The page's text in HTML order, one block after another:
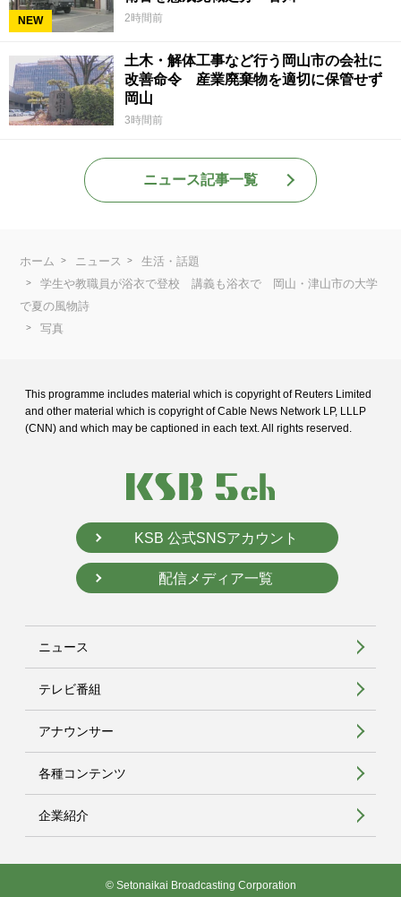
NEW 2時間前
土木・解体工事など行う岡山市の会社に
改善命令 産業廃棄物を適切に保管せず
岡山
3時間前
ニュース記事一覧
ホーム ニュース
生活・話題
学生や教職員が浴衣で登校 講義も浴衣で 岡山・津山市の大学
で夏の風物詩
写真
This programme includes material which is copyright of Reuters Limited
and other material which is copyright of Cable News Network LP, LLLP
(CNN) and which may be captioned in each text. All rights reserved.
KSB 公式SNSアカウント
配信メディア一覧
ニュース
テレビ番組
アナウンサー
各種コンテンツ
企業紹介
© Setonaikai Broadcasting Corporation